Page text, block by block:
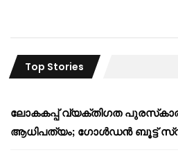
Top Stories
ലോകകപ്പ് വ്യക്തിഗത
ആധിപത്യം; ഗോൾഡൻ ബൂട്ട്